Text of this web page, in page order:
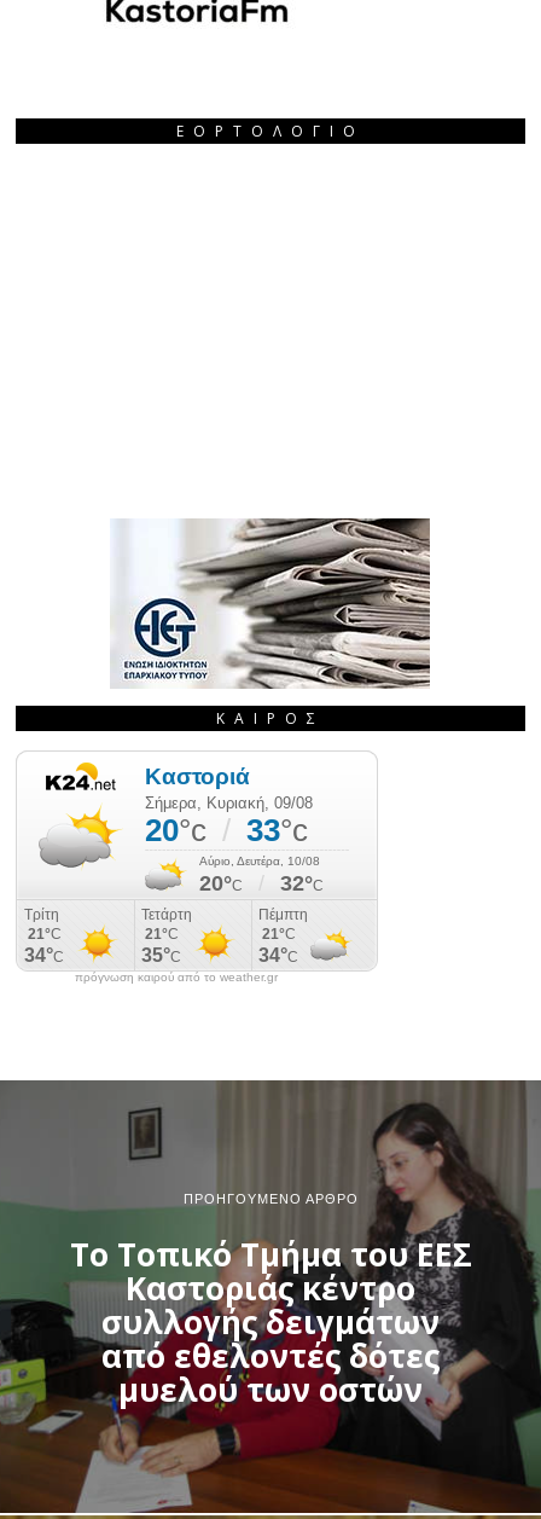
ΕΟΡΤΟΛΌΓΙΟ
ΚΑΙΡΌΣ
πρόγνωση καιρού από το weather.gr
ΠΡΟΗΓΟΎΜΕΝΟ ΆΡΘΡΟ
Το Τοπικό Τμήμα του ΕΕΣ
Καστοριάς κέντρο
συλλογής δειγμάτων
από εθελοντές δότες
μυελού των οστών